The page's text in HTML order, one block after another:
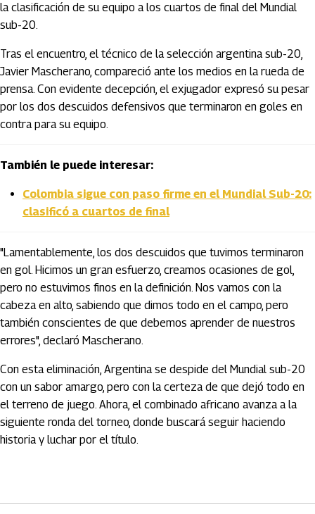
la clasificación de su equipo a los cuartos de final del Mundial
sub-20.
Tras el encuentro, el técnico de la selección argentina sub-20,
Javier Mascherano, compareció ante los medios en la rueda de
prensa. Con evidente decepción, el exjugador expresó su pesar
por los dos descuidos defensivos que terminaron en goles en
contra para su equipo.
También le puede interesar:
Colombia sigue con paso firme en el Mundial Sub-20:
clasificó a cuartos de final
"Lamentablemente, los dos descuidos que tuvimos terminaron
en gol. Hicimos un gran esfuerzo, creamos ocasiones de gol,
pero no estuvimos finos en la definición. Nos vamos con la
cabeza en alto, sabiendo que dimos todo en el campo, pero
también conscientes de que debemos aprender de nuestros
errores", declaró Mascherano.
Con esta eliminación, Argentina se despide del Mundial sub-20
con un sabor amargo, pero con la certeza de que dejó todo en
el terreno de juego. Ahora, el combinado africano avanza a la
siguiente ronda del torneo, donde buscará seguir haciendo
historia y luchar por el título.